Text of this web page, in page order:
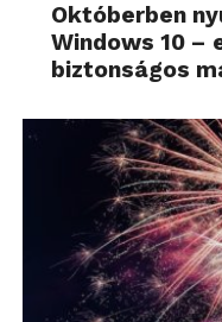
Októberben
Windows 10 –
biztonságos